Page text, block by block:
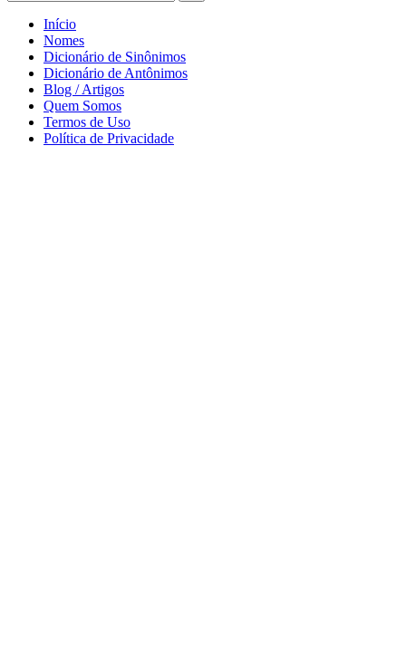
Início
Nomes
Dicionário de Sinônimos
Dicionário de Antônimos
Blog / Artigos
Quem Somos
Termos de Uso
Política de Privacidade